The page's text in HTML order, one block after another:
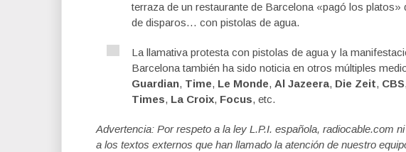
terraza de un restaurante de Barcelona «pagó los
de disparos… con pistolas de agua.
La llamativa protesta con pistolas de agua y la
Barcelona también ha sido noticia en otros múltiples
Guardian, Time, Le Monde, Al Jazeera, Die Zeit, CBS,
Times, La Croix, Focus, etc.
Advertencia: Por respeto a la ley L.P.I. española, radiocable.com
a los textos externos que han llamado la atención de nuestro